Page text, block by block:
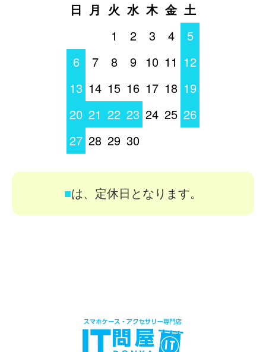
日 月 火 水 木 金 土
1
2 3 4
5
6
7 8 9 10 11 12
13 14 15 16 17 18 19
20 21 22 23 24 25 26
27 28 29 30
■は、定休日となります。